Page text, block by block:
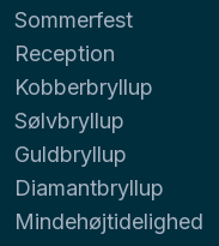
Sommerfest
Reception
Kobberbryllup
Sølvbryllup
Guldbryllup
Diamantbryllup
Mindehøjtidelighed